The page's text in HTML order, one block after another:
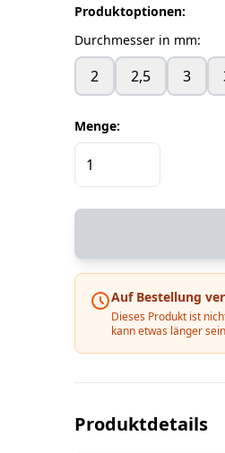
Produktoptionen:
Durchmesser in mm:
2 2,5 3
Menge:
Auf Bestellung
Dieses Produkt ist
kann etwas länger
Produktdetails